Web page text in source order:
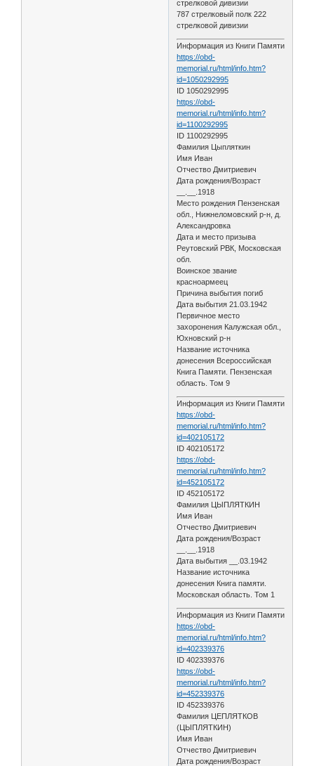
стрелковой дивизии
787 стрелковый полк 222
стрелковой дивизии
Информация из Книги Памяти
https://obd-
memorial.ru/html/info.htm?
id=1050292995
ID 1050292995
https://obd-
memorial.ru/html/info.htm?
id=1100292995
ID 1100292995
Фамилия Цыпляткин
Имя Иван
Отчество Дмитриевич
Дата рождения/Возраст
__.__.1918
Место рождения Пензенская
обл., Нижнеломовский р-н, д.
Александровка
Дата и место призыва
Реутовский РВК, Московская
обл.
Воинское звание
красноармеец
Причина выбытия погиб
Дата выбытия 21.03.1942
Первичное место
захоронения Калужская обл.,
Юхновский р-н
Название источника
донесения Всероссийская
Книга Памяти. Пензенская
область. Том 9
Информация из Книги Памяти
https://obd-
memorial.ru/html/info.htm?
id=402105172
ID 402105172
https://obd-
memorial.ru/html/info.htm?
id=452105172
ID 452105172
Фамилия ЦЫПЛЯТКИН
Имя Иван
Отчество Дмитриевич
Дата рождения/Возраст
__.__.1918
Дата выбытия __.03.1942
Название источника
донесения Книга памяти.
Московская область. Том 1
Информация из Книги Памяти
https://obd-
memorial.ru/html/info.htm?
id=402339376
ID 402339376
https://obd-
memorial.ru/html/info.htm?
id=452339376
ID 452339376
Фамилия ЦЕПЛЯТКОВ
(ЦЫПЛЯТКИН)
Имя Иван
Отчество Дмитриевич
Дата рождения/Возраст